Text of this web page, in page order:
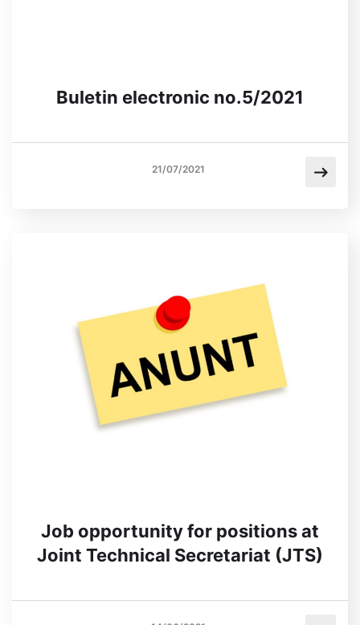
Buletin electronic no.5/2021
21/07/2021
Job opportunity for positions at
Joint Technical Secretariat (JTS)